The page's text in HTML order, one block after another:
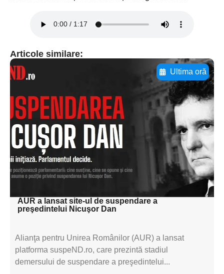
Articole similare:
Ultima oră
Adaugă aici textul pentru
subtitluAdaugă aici
textul pentru
subtitluAdaugă aici
textul pentru
subtitluAdaugă aici
textul pentru subti
AUR a lansat site-ul de suspendare a
preşedintelui Nicuşor Dan
Alianţa pentru Unirea Românilor (AUR) a lansat
platforma suspeND.ro, care prezintă stadiul
demersului de suspendare a preşedintelui...